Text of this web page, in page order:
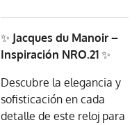
✨ Jacques du Manoir –
Inspiración NRO.21 ✨
Descubre la elegancia y
sofisticación en cada
detalle de este reloj para